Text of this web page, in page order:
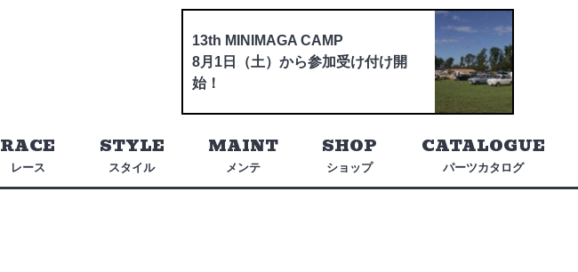
13th MINIMAGA CAMP
8月1日（土）から参加受け付け開
始！
レース
RACE
スタイル
STYLE
メンテ
MAINT
ショップ
SHOP
パーツカタログ
CATALOGUE